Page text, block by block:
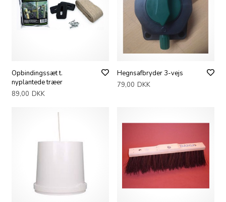
Opbindingssæt t.
nyplantede træer
89,00 DKK
Hegnsafbryder 3-vejs
79,00 DKK